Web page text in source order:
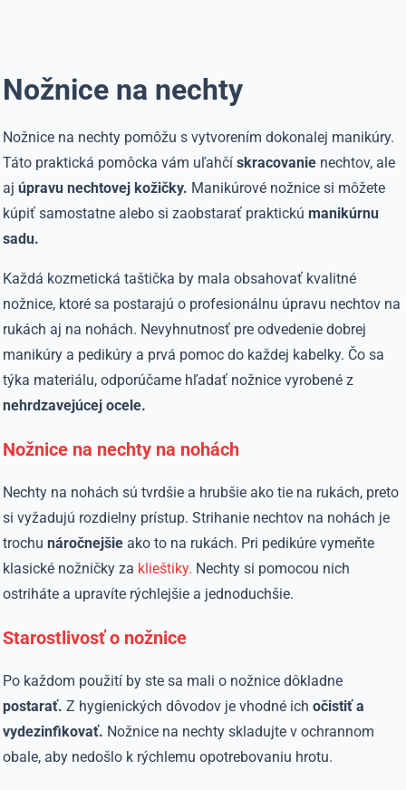
Nožnice na nechty
Nožnice na nechty pomôžu s vytvorením dokonalej manikúry.
Táto praktická pomôcka vám uľahčískracovanie nechtov, ale
ajúpravu nechtovej kožičky. Manikúrové nožnice si môžete
kúpiť samostatne alebo si zaobstarať praktickúmanikúrnu
sadu.
Každá kozmetická taštička by mala obsahovať kvalitné
nožnice, ktoré sa postarajú o profesionálnu úpravu nechtov na
rukách aj na nohách. Nevyhnutnosť pre odvedenie dobrej
manikúry a pedikúry a prvá pomoc do každej kabelky. Čo sa
týka materiálu, odporúčame hľadať nožnice vyrobené z
nehrdzavejúcej ocele.
Nožnice na nechty na nohách
Nechty na nohách sú tvrdšie a hrubšie ako tie na rukách, preto
si vyžadujú rozdielny prístup. Strihanie nechtov na nohách je
trochunáročnejšie ako to na rukách. Pri pedikúre vymeňte
klasické nožničky za klieštiky. Nechty si pomocou nich
ostriháte a upravíte rýchlejšie a jednoduchšie.
Starostlivosť o nožnice
Po každom použití by ste sa mali o nožnice dôkladne
postarať.Z hygienických dôvodov je vhodné ichočistiť a
vydezinfikovať. Nožnice na nechty skladujte v ochrannom
obale, aby nedošlo k rýchlemu opotrebovaniu hrotu.